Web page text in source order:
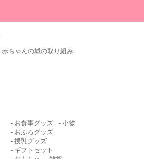
赤ちゃんの城の取り組み
お食事グッズ
小物
おふろグッズ
授乳グッズ
ギフトセット